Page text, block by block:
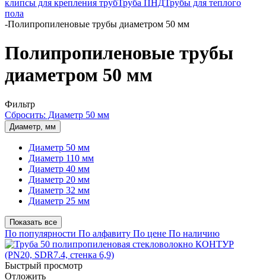
клипсы для крепления трубТруба ПНДТрубы для теплого
пола
-Полипропиленовые трубы диаметром 50 мм
Полипропиленовые трубы
диаметром 50 мм
Фильтр
Сбросить: Диаметр 50 мм
Диаметр, мм
Диаметр 50 мм
Диаметр 110 мм
Диаметр 40 мм
Диаметр 20 мм
Диаметр 32 мм
Диаметр 25 мм
Показать все
По популярности По алфавиту По цене По наличию
Быстрый просмотр
Отложить